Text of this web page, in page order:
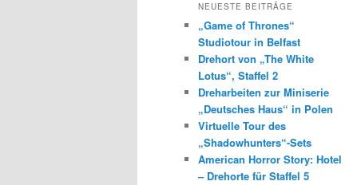
NEUESTE BEITRÄGE
„Game of Thrones“
Studiotour in Belfast
Drehort von „The White
Lotus“, Staffel 2
Dreharbeiten zur Miniserie
„Deutsches Haus“ in Polen
Virtuelle Tour des
„Shadowhunters“-Sets
American Horror Story: Hotel
– Drehorte für Staffel 5